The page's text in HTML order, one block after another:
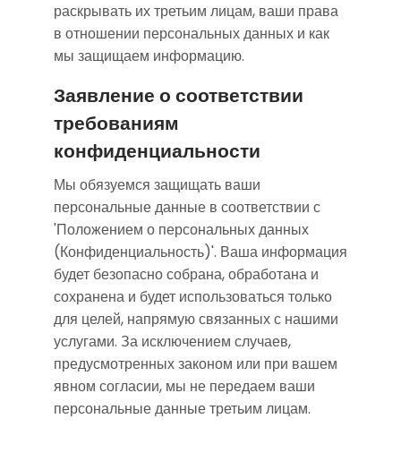
раскрывать их третьим лицам, ваши права
в отношении персональных данных и как
мы защищаем информацию.
Заявление о соответствии
требованиям
конфиденциальности
Мы обязуемся защищать ваши
персональные данные в соответствии с
'Положением о персональных данных
(Конфиденциальность)'. Ваша информация
будет безопасно собрана, обработана и
сохранена и будет использоваться только
для целей, напрямую связанных с нашими
услугами. За исключением случаев,
предусмотренных законом или при вашем
явном согласии, мы не передаем ваши
персональные данные третьим лицам.